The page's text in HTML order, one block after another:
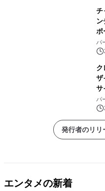
チ
ン
ポ
け
パ
ク
ザ
サ
行
パ
発行者のリリ
エンタメの新着